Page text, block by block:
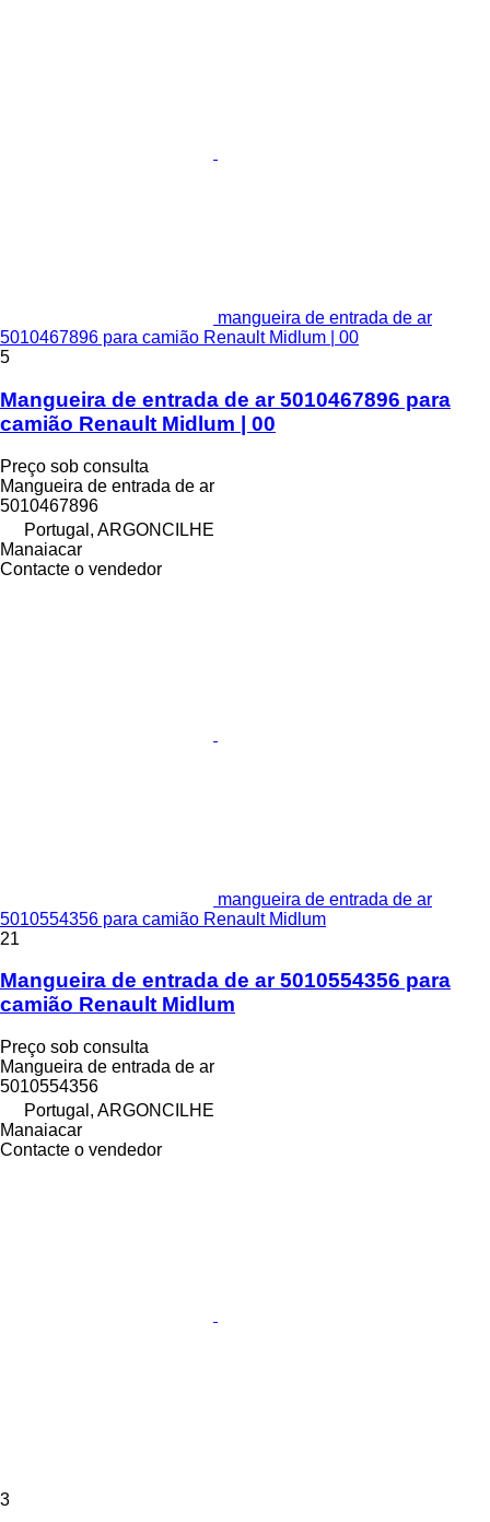
mangueira de entrada de ar
5010467896 para camião Renault Midlum | 00
5
Mangueira de entrada de ar 5010467896 para
camião Renault Midlum | 00
Preço sob consulta
Mangueira de entrada de ar
5010467896
Portugal, ARGONCILHE
Manaiacar
Contacte o vendedor
mangueira de entrada de ar
5010554356 para camião Renault Midlum
21
Mangueira de entrada de ar 5010554356 para
camião Renault Midlum
Preço sob consulta
Mangueira de entrada de ar
5010554356
Portugal, ARGONCILHE
Manaiacar
Contacte o vendedor
3